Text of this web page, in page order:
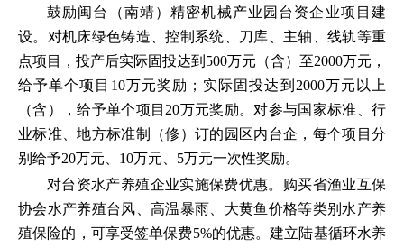
鼓励闽台（南靖）精密机械产业园台资企业项目建
设。对机床绿色铸造、控制系统、刀库、主轴、线轨等重
点项目，投产后实际固投达到500万元（含）至2000万元，
给予单个项目10万元奖励；实际固投达到2000万元以上
（含），给予单个项目20万元奖励。对参与国家标准、行
业标准、地方标准制（修）订的园区内台企，每个项目分
别给予20万元、10万元、5万元一次性奖励。
对台资水产养殖企业实施保费优惠。购买省渔业互保
协会水产养殖台风、高温暴雨、大黄鱼价格等类别水产养
殖保险的，可享受签单保费5%的优惠。建立陆基循环水养